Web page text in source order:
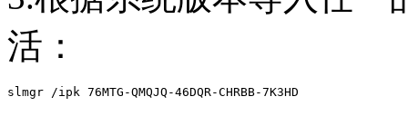
活：
slmgr /ipk 76MTG-QMQJQ-46DQR-CHRBB-7K3HD